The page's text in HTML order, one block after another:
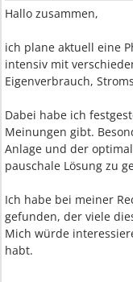
Hallo zusammen,
ich plane aktuell eine
intensiv mit
Eigenverbrauch,
Dabei habe ich
Meinungen gibt.
Anlage und der
pauschale Lösung zu
Ich habe bei meiner
gefunden, der viele
Mich würde
habt.